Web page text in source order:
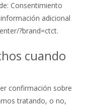
Consentimiento
adicional
?brand=ctct.
cuando
confirmación sobre
tratando, o no,